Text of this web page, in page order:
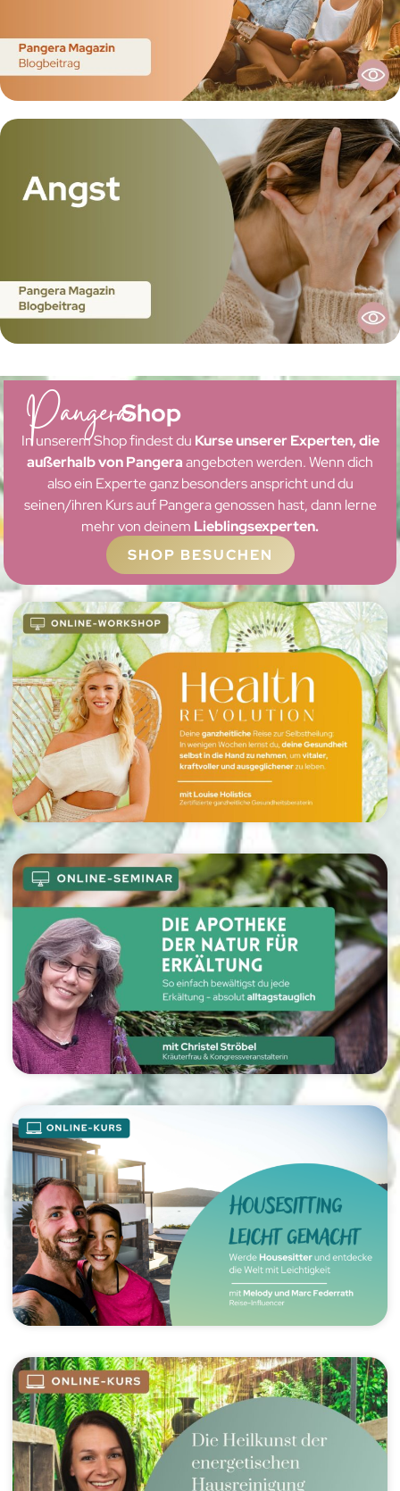
PangeraShop
In unserem Shop findest du Kurse unserer Experten, die
außerhalb von Pangeraangeboten werden. Wenn dich
also ein Experte ganz besonders anspricht und du
seinen/ihren Kurs auf Pangera genossen hast, dann lerne
mehr von deinem Lieblingsexperten.
SHOP BESUCHEN